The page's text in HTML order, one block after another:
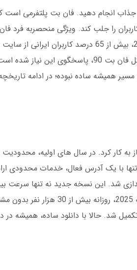
انجام دهید. فان بت پلتفرمی است
بسیاری از کاربران را جلب کند. ویژگی
متنوع با شرط بندی هوشمندانه است. آیا می دانستید در مارس 2025، بیش
سرگرمی استفاده می کنند؟ فان بت با ارائه نسخه های بدون فیلتر
همیشه ساده نبوده؛ در ادامه
آغاز به کار کرد. در سال های اولیه،
نداشته باشند. تا سال 1398، این سایت تنها با یک آدرس فعال،
سرورهای اختصاصی راه اندازی شد. این نسخه جدید نه
دسترسی بدون وقفه را فراهم کرد. بر اساس آمار منتشر